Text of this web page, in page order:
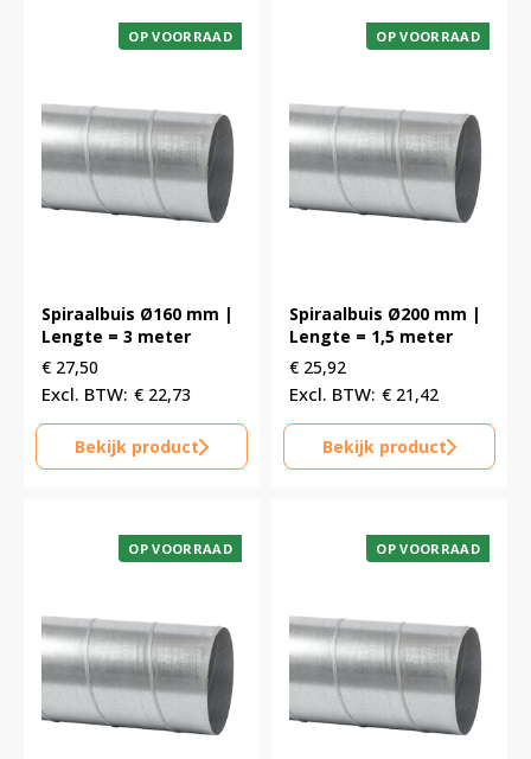
OP VOORRAAD
Spiraalbuis Ø160 mm |
Lengte = 3 meter
€ 27,50
€ 22,73
Bekijk product
OP VOORRAAD
Spiraalbuis Ø200 mm |
Lengte = 1,5 meter
€ 25,92
€ 21,42
Bekijk product
OP VOORRAAD OP VOORRAAD